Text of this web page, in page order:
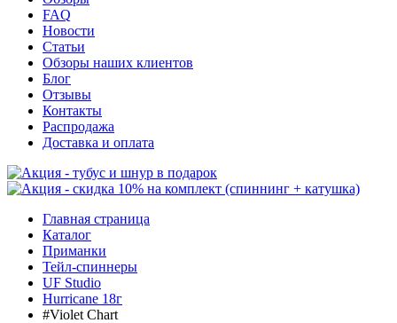
FAQ
Новости
Статьи
Обзоры наших клиентов
Блог
Отзывы
Контакты
Распродажа
Доставка и оплата
Главная страница
Каталог
Приманки
Тейл-спиннеры
UF Studio
Hurricane 18г
#Violet Chart